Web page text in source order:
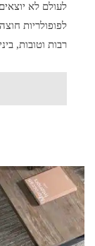
לעולם לא
לפופולריות
רבות וטובות,